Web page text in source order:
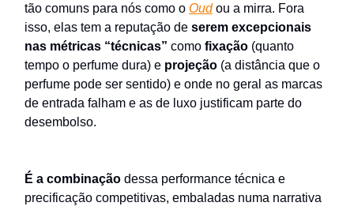
tão comuns para nós como o Oudou a mirra. Fora
isso, elas tem a reputação de serem excepcionais
nas métricas “técnicas” como fixação (quanto
tempo o perfume dura) e projeção (a distância que o
perfume pode ser sentido) e onde no geral as marcas
de entrada falham e as de luxo justificam parte do
desembolso.
É a combinação dessa performance técnica e
precificação competitivas, embaladas numa narrativa